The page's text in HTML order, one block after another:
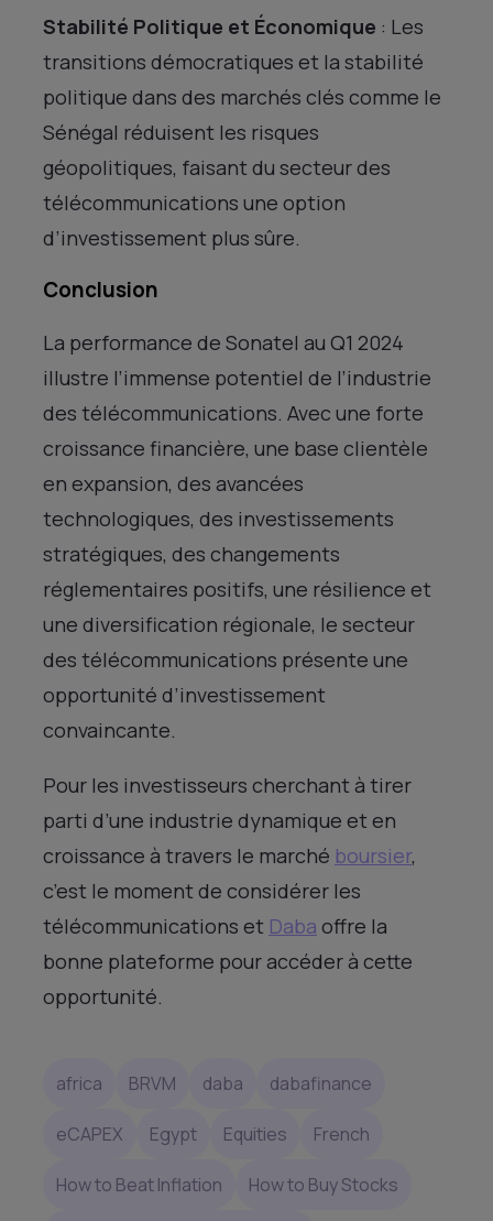
Stabilité Politique et Économique : Les
transitions démocratiques et la stabilité
politique dans des marchés clés comme le
Sénégal réduisent les risques
géopolitiques, faisant du secteur des
télécommunications une option
d’investissement plus sûre.
Conclusion
La performance de Sonatel au Q1 2024
illustre l’immense potentiel de l’industrie
des télécommunications. Avec une forte
croissance financière, une base clientèle
en expansion, des avancées
technologiques, des investissements
stratégiques, des changements
réglementaires positifs, une résilience et
une diversification régionale, le secteur
des télécommunications présente une
opportunité d’investissement
convaincante.
Pour les investisseurs cherchant à tirer
parti d’une industrie dynamique et en
croissance à travers le marché boursier,
c’est le moment de considérer les
télécommunications et Daba offre la
bonne plateforme pour accéder à cette
opportunité.
africa BRVM daba dabafinance
eCAPEX Egypt Equities French
How to Beat Inflation How to Buy Stocks